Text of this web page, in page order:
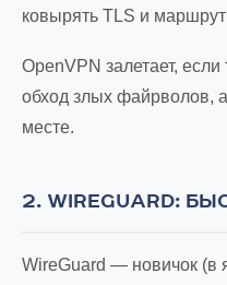
ковырять TLS и
OpenVPN залетает,
обход злых файрволов,
месте.
2. WIREGUARD:
WireGuard — новичок (в